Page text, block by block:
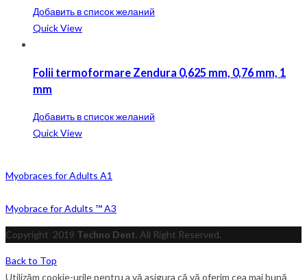
Добавить в список желаний
Quick View
Folii termoformare Zendura 0,625 mm, 0,76 mm, 1
mm
Добавить в список желаний
Quick View
Myobraces for Adults A1
Myobrace for Adults ™ A3
Copyright 2019 Techno Dent. All Right Reserved.
Back to Top
Utilizăm cookie-urile pentru a vă asigura că vă oferim cea mai bună